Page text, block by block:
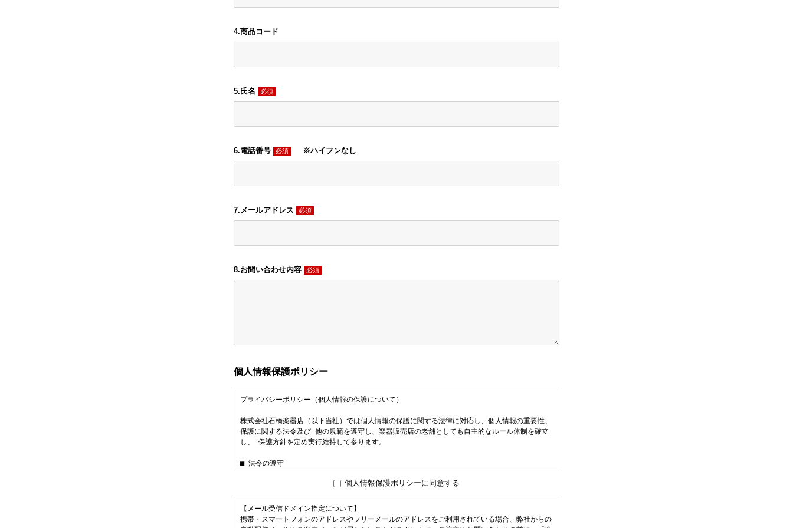
4.商品コード
5.氏名 必須
6.電話番号 必須 ※ハイフンなし
7.メールアドレス 必須
8.お問い合わせ内容 必須
個人情報保護ポリシー
個人情報保護ポリシーに同意する